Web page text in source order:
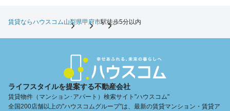
賃貸ならハウスコム山梨県甲府市駅徒歩5分以内
ライフスタイルを提案する不動産会社
賃貸物件（マンション･アパート）検索サイト"ハウスコム"
全国200店舗以上の"ハウスコムグループ"は、最新の賃貸マンション・賃貸ア